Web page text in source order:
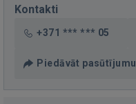
Kontakti
+371 *** *** 05
Piedāvāt pasūtījumu